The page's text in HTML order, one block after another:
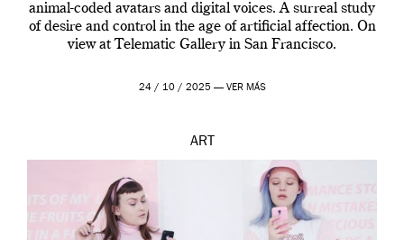
animal-coded avatars and digital voices. A surreal study
of desire and control in the age of artificial affection. On
view at Telematic Gallery in San Francisco.
24 / 10 / 2025 — VER MÁS
ART